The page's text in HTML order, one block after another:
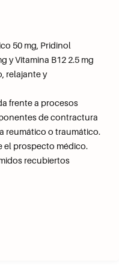
50 mg, Pridinol
y Vitamina B12 2.5 mg
relajante y
frente a procesos
de contractura
reumático o traumático.
el prospecto médico.
recubiertos